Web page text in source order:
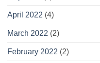
April 2022 (4)
March 2022 (2)
February 2022 (2)